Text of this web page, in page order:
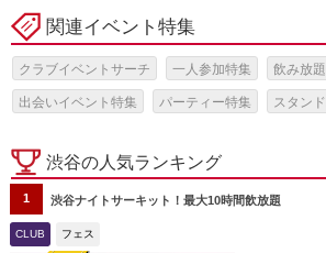
関連イベント特集
クラブイベントサーチ 一人参加特集 飲み放
出会いイベント特集 パーティー特集 スタン
渋谷の人気ランキング
1 渋谷ナイトサーキット！最大10時間飲放題
CLUB フェス